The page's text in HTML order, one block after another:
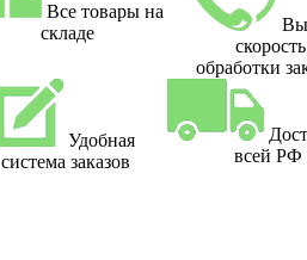
Все товары на
складе
скорость
обработки
Удобная
система заказов
всей РФ